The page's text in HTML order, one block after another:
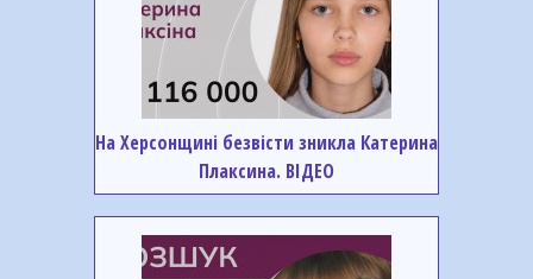
На Херсонщині безвісти зникла Катерина
Плаксина. ВІДЕО